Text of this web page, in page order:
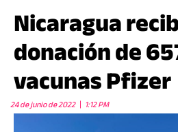
Nicaragua
donación de
vacunas Pfizer
24 de junio de 2022 1:12 PM